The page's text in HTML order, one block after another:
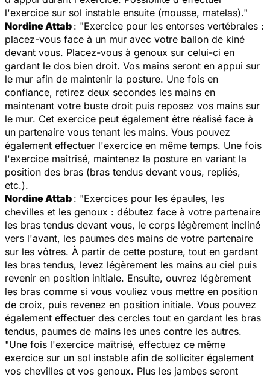
l'exercice sur sol instable ensuite (mousse, matelas)."
Nordine Attab : "Exercice pour les entorses vertébrales :
placez-vous face à un mur avec votre ballon de kiné
devant vous. Placez-vous à genoux sur celui-ci en
gardant le dos bien droit. Vos mains seront en appui sur
le mur afin de maintenir la posture. Une fois en
confiance, retirez deux secondes les mains en
maintenant votre buste droit puis reposez vos mains sur
le mur. Cet exercice peut également être réalisé face à
un partenaire vous tenant les mains. Vous pouvez
également effectuer l'exercice en même temps. Une fois
l'exercice maîtrisé, maintenez la posture en variant la
position des bras (bras tendus devant vous, repliés,
etc.).
Nordine Attab : "Exercices pour les épaules, les
chevilles et les genoux : débutez face à votre partenaire
les bras tendus devant vous, le corps légèrement incliné
vers l'avant, les paumes des mains de votre partenaire
sur les vôtres. À partir de cette posture, tout en gardant
les bras tendus, levez légèrement les mains au ciel puis
revenir en position initiale. Ensuite, ouvrez légèrement
les bras comme si vous vouliez vous mettre en position
de croix, puis revenez en position initiale. Vous pouvez
également effectuer des cercles tout en gardant les bras
tendus, paumes de mains les unes contre les autres.
"Une fois l'exercice maîtrisé, effectuez ce même
exercice sur un sol instable afin de solliciter également
vos chevilles et vos genoux. Plus les jambes seront